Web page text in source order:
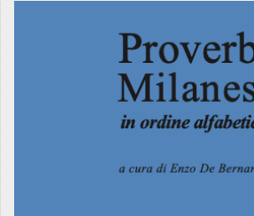
www.viveremilano.info
Fondato e diretto da Enzo De
Imbonati, 89 20159 Milano (Italia)